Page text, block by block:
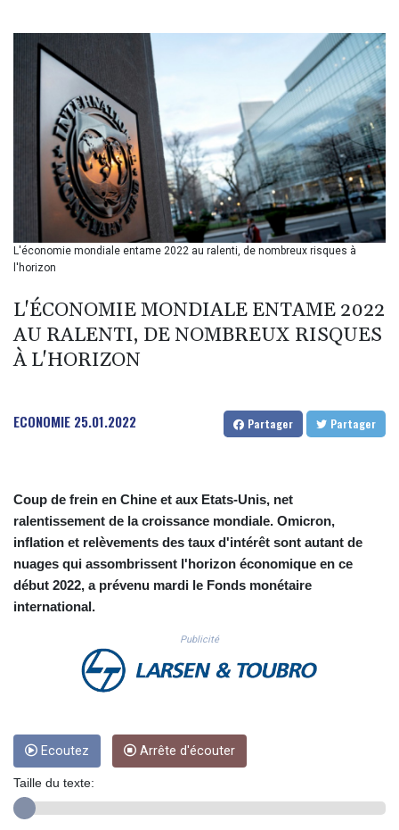
BMD 1.156136
BSD 1.152686
BTN 109.688637
BWP 15.558807
BYN 3.432357
BYR 22660.258427
BZD 2.318271
CAD 1.61333
CDF 2615.761404
CLP 1056.199727
CNY 7.801146
CUC 1.156136
CUP 30.637594
DKK 7.477932
DOP 67.289164
DZD 152.967099
EGP 57.293288
ERN 17.342035
FKP 0.8566
GBP 0.856968
GIP 0.8566
GMD 84.980421
GTQ 8.794891
L'économie mondiale entame 2022 au ralenti, de nombreux risques à
l'horizon
L'ÉCONOMIE MONDIALE ENTAME 2022
AU RALENTI, DE NOMBREUX RISQUES
À L'HORIZON
ECONOMIE 25.01.2022 Partager Partager
Coup de frein en Chine et aux Etats-Unis, net
ralentissement de la croissance mondiale. Omicron,
inflation et relèvements des taux d'intérêt sont autant de
nuages qui assombrissent l'horizon économique en ce
début 2022, a prévenu mardi le Fonds monétaire
international.
Publicité
Ecoutez Arrête d'écouter
Taille du texte: